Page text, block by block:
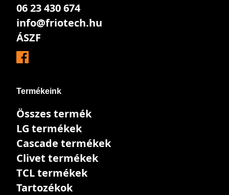
06 23 430 674
info@friotech.hu
ÁSZF
Termékeink
Összes termék
LG termékek
Cascade termékek
Clivet termékek
TCL termékek
Tartozékok